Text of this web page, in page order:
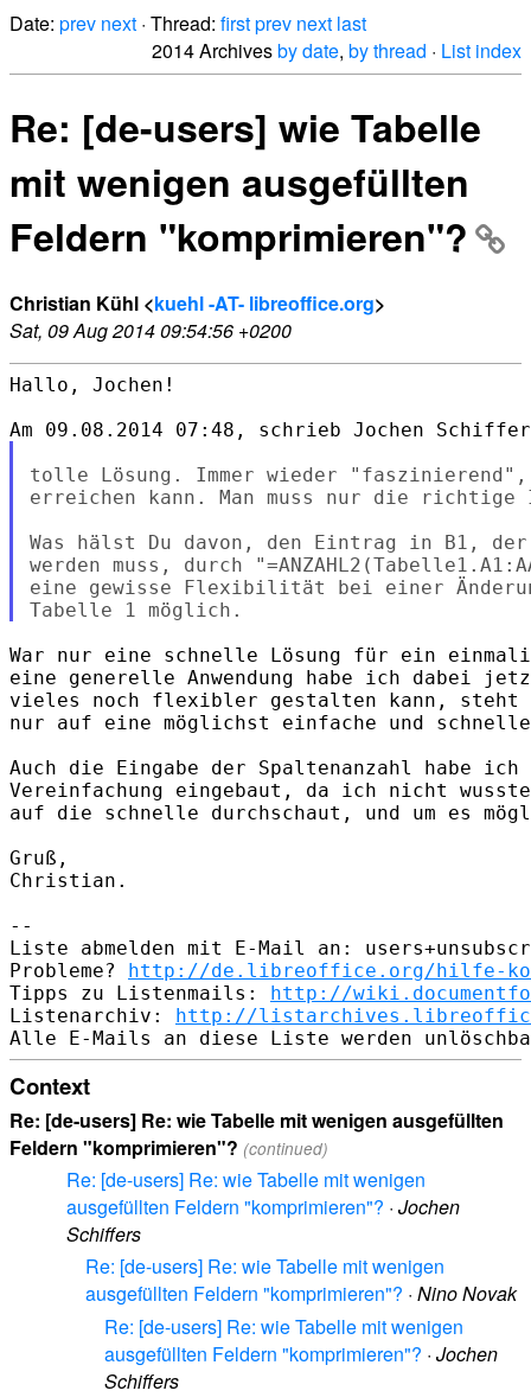
Date: prev next · Thread: firstprev next last
2014 Archivesby date, by thread · List index
Re: [de-users] wie Tabelle
mit wenigen ausgefüllten
Feldern "komprimieren"?
Christian Kühl <kuehl -AT- libreoffice.org>
Sat, 09 Aug 2014 09:54:56 +0200
Hallo, Jochen!
tolle Lösung. Immer wieder "faszinierend",
erreichen kann. Man muss nur die richtige
Was hälst Du davon, den Eintrag in B1,
werden muss, durch
eine gewisse Flexibilität bei einer
War nur eine schnelle Lösung für ein
eine generelle Anwendung habe ich dabei
vieles noch flexibler gestalten kann, steht
nur auf eine möglichst einfache und
Auch die Eingabe der Spaltenanzahl habe
Vereinfachung eingebaut, da ich nicht
auf die schnelle durchschaut, und um es
Gruß,
Christian.
--
Liste abmelden mit E-Mail an:
Probleme? http://de.libreoffice.org/hilfe-
Tipps zu Listenmails: http://
Listenarchiv: http://
Context
Re: [de-users] Re: wie Tabelle mit wenigen ausgefüllten
Feldern "komprimieren"? (continued)
Re: [de-users] Re: wie Tabelle mit wenigen
ausgefüllten Feldern "komprimieren"? · Jochen
Schiffers
Re: [de-users] Re: wie Tabelle mit wenigen
ausgefüllten Feldern "komprimieren"? · Nino Novak
Re: [de-users] Re: wie Tabelle mit wenigen
ausgefüllten Feldern "komprimieren"? · Jochen
Schiffers